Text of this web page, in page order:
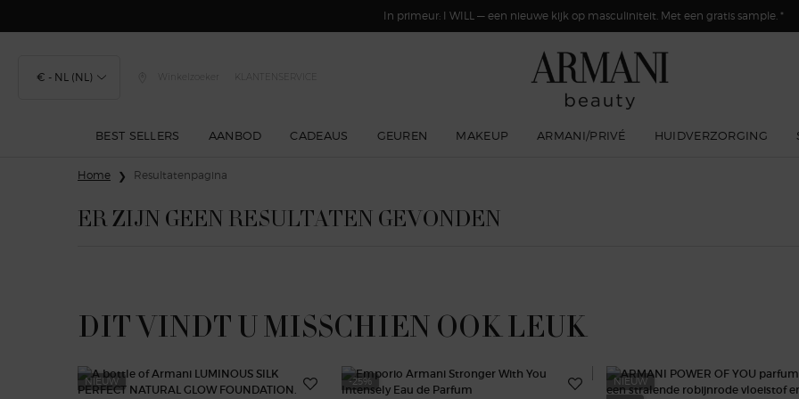
In primeur: I WILL — een nieuwe kijk op masculiniteit. Met een gratis sample. *
€ - NL (NL) Winkelzoeker KLANTENSERVICE
BEST SELLERS AANBOD CADEAUS GEUREN MAKEUP ARMANI/PRIVÉ HUIDVERZORGING
Home Resultatenpagina
ER ZIJN GEEN RESULTATEN GEVONDEN
DIT VINDT U MISSCHIEN OOK LEUK
NIEUW -25%
NIEUW